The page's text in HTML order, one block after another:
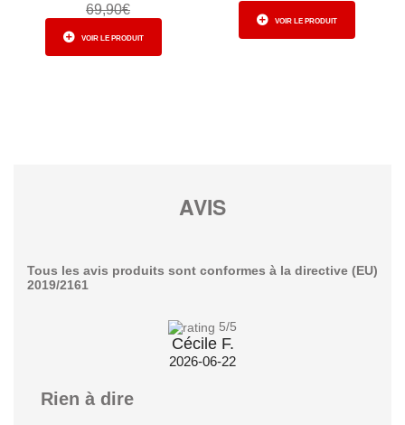
69,90€
VOIR LE PRODUIT
VOIR LE PRODUIT
AVIS
Tous les avis produits sont conformes à la directive (EU)
2019/2161
5/5
Cécile F.
2026-06-22
Rien à dire